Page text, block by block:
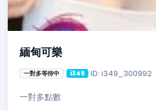
緬甸可樂
一對多等待中 i349 ID: i349_300992
一對多點數